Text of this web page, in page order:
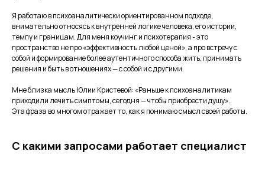
Я работаю в психоаналитически ориентированном подходе,
внимательно относясь к внутренней логике человека, его истории,
темпу и границам. Для меня коучинг и психотерапия - это
пространство не про «эффективность любой ценой», а про встречу с
собой и формирование более аутентичного способа жить, принимать
решения и быть в отношениях — с собой и с другими.
Мне близка мысль Юлии Кристевой: «Раньше к психоаналитикам
приходили лечить симптомы, сегодня — чтобы приобрести душу».
Эта фраза во многом отражает то, как я понимаю смысл своей работы.
С какими запросами работает специалист